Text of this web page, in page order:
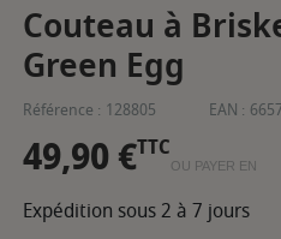
Couteau à
Green Egg
Référence : 128805 EAN :
49,90 €TTC
OU PAYER EN
Expédition sous 2 à 7 jours